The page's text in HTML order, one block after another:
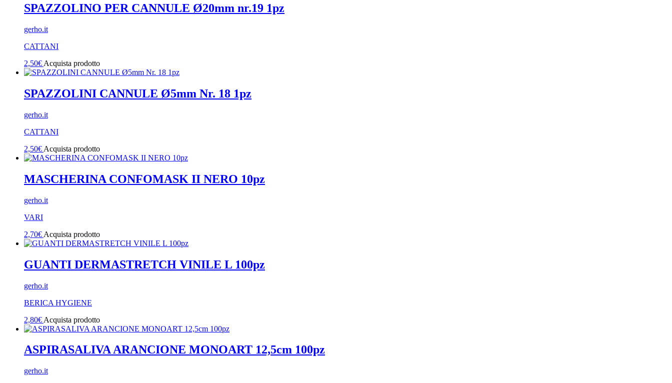
SPAZZOLINO PER CANNULE Ø20mm nr.19 1pz
gerho.it
CATTANI
2,50€ Acquista prodotto
SPAZZOLINI CANNULE Ø5mm Nr. 18 1pz
gerho.it
CATTANI
2,50€ Acquista prodotto
MASCHERINA CONFOMASK II NERO 10pz
gerho.it
VARI
2,70€ Acquista prodotto
GUANTI DERMASTRETCH VINILE L 100pz
gerho.it
BERICA HYGIENE
2,80€ Acquista prodotto
ASPIRASALIVA ARANCIONE MONOART 12,5cm 100pz
gerho.it